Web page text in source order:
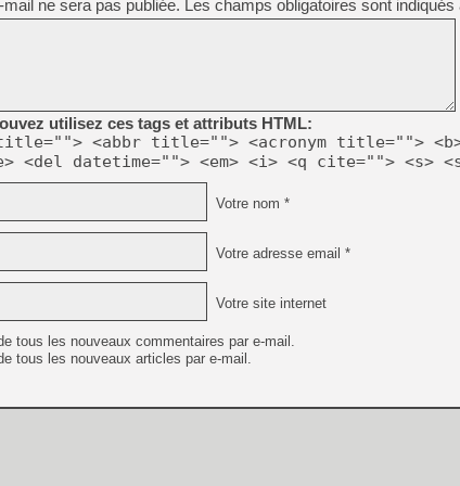
ne sera pas publiée. Les champs obligatoires sont indiqués
utilisez ces tags et attributs HTML:
<abbr title=""> <acronym title="">
<del datetime=""> <em> <i> <q cite=""> <s>
Votre nom *
Votre adresse email *
Votre site internet
tous les nouveaux commentaires par e-mail.
tous les nouveaux articles par e-mail.